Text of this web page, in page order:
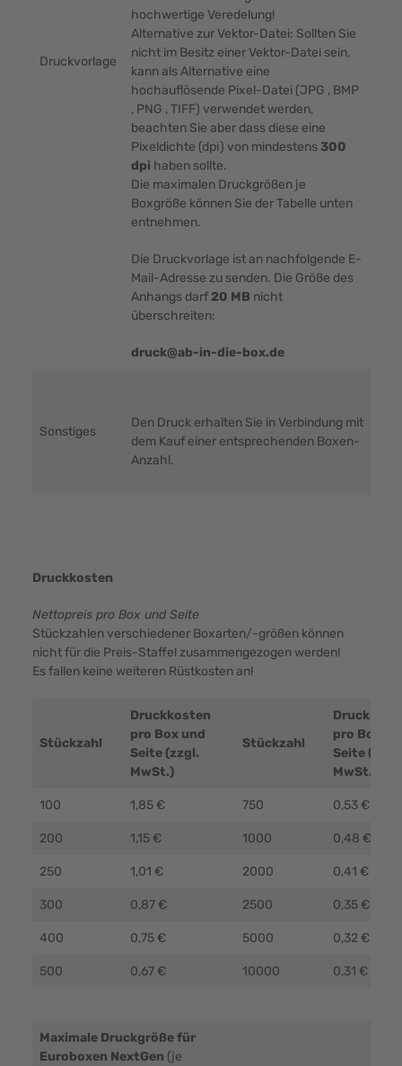
Druckvorlage
hochwertige Veredelung!
Alternative zur Vektor-Datei: Sollten Sie
nicht im Besitz einer Vektor-Datei sein,
kann als Alternative eine
hochauflösende Pixel-Datei (JPG , BMP
, PNG , TIFF) verwendet werden,
beachten Sie aber dass diese eine
Pixeldichte (dpi) von mindestens300
dpi haben sollte.
Die maximalen Druckgrößen je
Boxgröße können Sie der Tabelle unten
entnehmen.
Die Druckvorlage ist an nachfolgende E-
Mail-Adresse zu senden. Die Größe des
Anhangs darf20 MB nicht
überschreiten:
druck@ab-in-die-box.de
Sonstiges
Den Druck erhalten Sie in Verbindung mit
dem Kauf einer entsprechenden Boxen-
Anzahl.
Druckkosten
Nettopreis pro Box und Seite
Stückzahlen verschiedener Boxarten/-größen können
nicht für die Preis-Staffel zusammengezogen werden!
Es fallen keine weiteren Rüstkosten an!
Stückzahl
Druckkosten
pro Box und
Seite (zzgl.
MwSt.)
Stückzahl
pro Box
Seite (zzgl.
MwSt.)
100 1,85 € 750 0,53 €
200 1,15 € 1000 0,48 €
250 1,01 € 2000 0,41 €
300 0,87 € 2500 0,35 €
400 0,75 € 5000 0,32 €
500 0,67 € 10000 0,31 €
Maximale Druckgröße für
Euroboxen NextGen (je